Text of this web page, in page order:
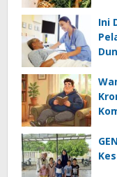
Ini